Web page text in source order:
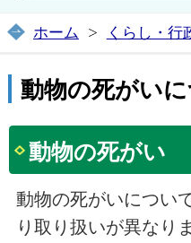
ホーム くらし・行
動物の死がい
動物の死がい
動物の死がいについ
り取り扱いが異なり